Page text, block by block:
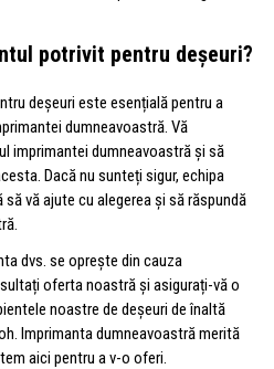
potrivit pentru deșeuri?
deșeuri este esențială pentru a
dumneavoastră. Vă
imprimantei dumneavoastră și să
Dacă nu sunteți sigur, echipa
vă ajute cu alegerea și să răspundă
dvs. se oprește din cauza
oferta noastră și asigurați-vă o
noastre de deșeuri de înaltă
Imprimanta dumneavoastră merită
aici pentru a v-o oferi.